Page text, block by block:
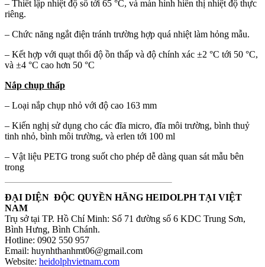
– Thiết lập nhiệt độ số tới 65 °C, và màn hình hiển thị nhiệt độ thực
riêng.
– Chức năng ngắt điện tránh trường hợp quá nhiệt làm hỏng mẫu.
– Kết hợp với quạt thổi độ ồn thấp và độ chính xác ±2 °C tới 50 °C,
và ±4 °C cao hơn 50 °C
Nắp chụp thấp
– Loại nắp chụp nhỏ với độ cao 163 mm
– Kiến nghị sử dụng cho các đĩa micro, đĩa môi trường, bình thuỷ
tinh nhỏ, bình môi trường, và erlen tới 100 ml
– Vật liệu PETG trong suốt cho phép dễ dàng quan sát mẫu bên
trong
ĐẠI DIỆN ĐỘC QUYỀN HÃNG HEIDOLPHTẠI VIỆT
NAM
Trụ sở tại TP. Hồ Chí Minh: Số 71 đường số 6 KDC Trung Sơn,
Bình Hưng, Bình Chánh.
Hotline: 0902 550 957
Email: huynhthanhmt06@gmail.com
Website: heidolphvietnam.com